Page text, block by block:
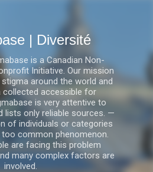
| Diversité
is a Canadian Non-
Initiative. Our mission
around the world and
collected accessible for
is very attentive to
lists only reliable sources. —
of individuals or categories
common phenomenon.
are facing this problem
many complex factors are
involved.